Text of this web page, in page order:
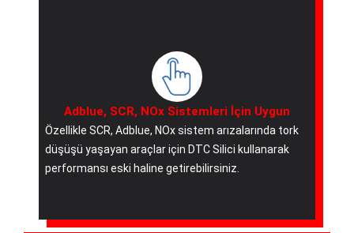
Adblue, SCR, NOx Sistemleri İçin Uygun
Özellikle SCR, Adblue, NOx sistem arızalarında tork
düşüşü yaşayan araçlar için DTC Silici kullanarak
performansı eski haline getirebilirsiniz.